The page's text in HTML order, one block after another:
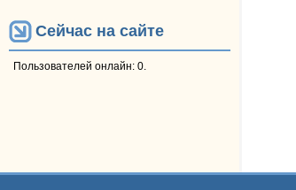
Сейчас на сайте
Пользователей онлайн: 0.